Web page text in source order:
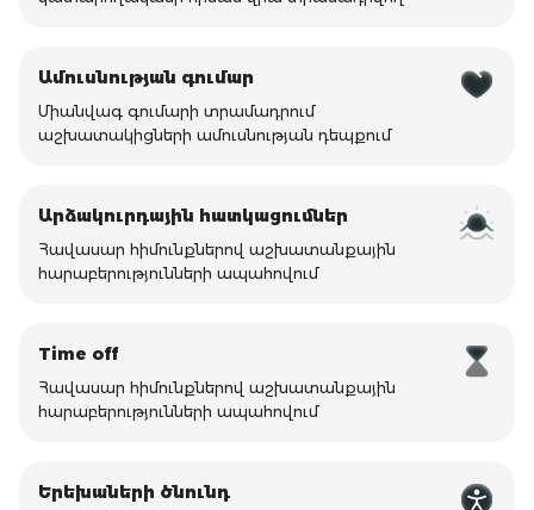
Ամուսնության գումար
Միանվագ գումարի տրամադրում
աշխատակիցների ամուսնության դեպքում
Արձակուրդային հատկացումներ
Հավասար հիմունքներով աշխատանքային
հարաբերությունների ապահովում
Time off
Հավասար հիմունքներով աշխատանքային
հարաբերությունների ապահովում
Երեխաների ծնունդ